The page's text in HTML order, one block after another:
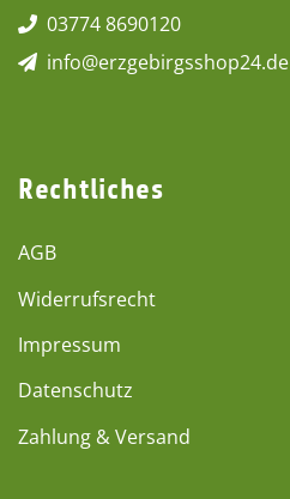
03774 8690120
info@erzgebirgsshop24.de
Rechtliches
AGB
Widerrufsrecht
Impressum
Datenschutz
Zahlung & Versand